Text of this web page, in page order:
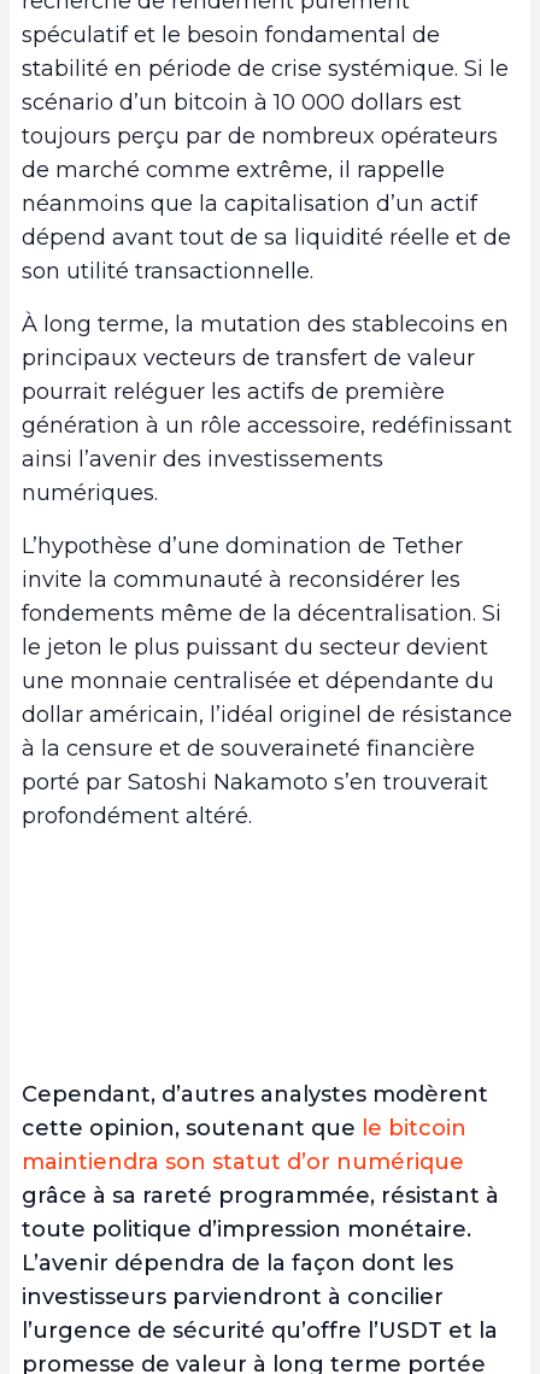
spéculatif et le besoin fondamental de
stabilité en période de crise systémique. Si le
scénario d’un bitcoin à 10 000 dollars est
toujours perçu par de nombreux opérateurs
de marché comme extrême, il rappelle
néanmoins que la capitalisation d’un actif
dépend avant tout de sa liquidité réelle et de
son utilité transactionnelle.
À long terme, la mutation des stablecoins en
principaux vecteurs de transfert de valeur
pourrait reléguer les actifs de première
génération à un rôle accessoire, redéfinissant
ainsi l’avenir des investissements
numériques.
L’hypothèse d’une domination de Tether
invite la communauté à reconsidérer les
fondements même de la décentralisation. Si
le jeton le plus puissant du secteur devient
une monnaie centralisée et dépendante du
dollar américain, l’idéal originel de résistance
à la censure et de souveraineté financière
porté par Satoshi Nakamoto s’en trouverait
profondément altéré.
Cependant, d’autres analystes modèrent
cette opinion, soutenant que le bitcoin
maintiendra son statut d’or numérique
grâce à sa rareté programmée, résistant à
toute politique d’impression monétaire.
L’avenir dépendra de la façon dont les
investisseurs parviendront à concilier
l’urgence de sécurité qu’offre l’USDT et la
promesse de valeur à long terme portée